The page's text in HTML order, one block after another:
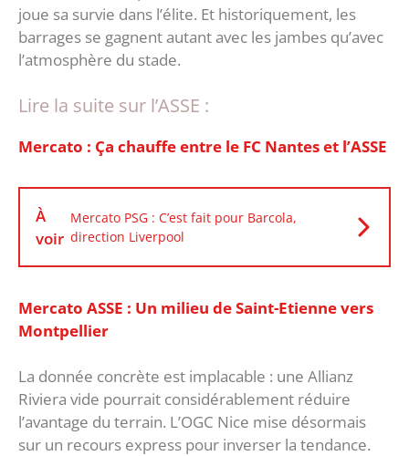
joue sa survie dans l’élite. Et historiquement, les
barrages se gagnent autant avec les jambes qu’avec
l’atmosphère du stade. ‎
Lire la suite sur l’ASSE :
Mercato : Ça chauffe entre le FC Nantes et l’ASSE
À
voir
Mercato PSG : C’est fait pour Barcola,
direction Liverpool
Mercato ASSE : Un milieu de Saint-Etienne vers
Montpellier
La donnée concrète est implacable : une Allianz
Riviera vide pourrait considérablement réduire
l’avantage du terrain. L’OGC Nice mise désormais
sur un recours express pour inverser la tendance.